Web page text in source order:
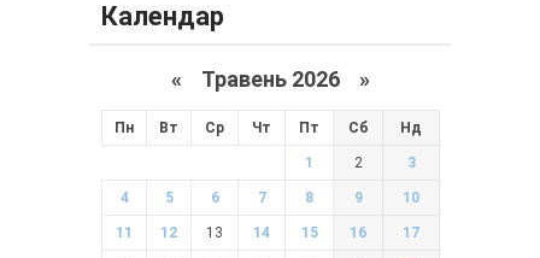
Календар
« Травень 2026 »
Пн Вт Ср Чт Пт Сб Нд
1 2 3
4 5 6 7 8 9 10
11 12 13 14 15 16 17